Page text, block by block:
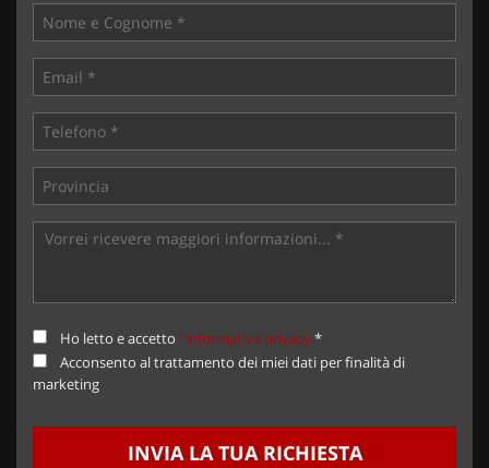
Ho letto e accetto l'informativa privacy*
Acconsento al trattamento dei miei dati per finalità di
marketing
INVIA LA TUA RICHIESTA